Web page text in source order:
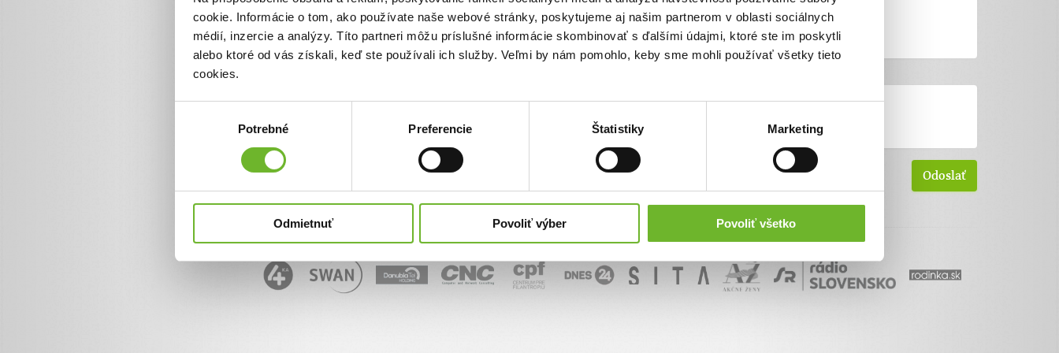
cookie. Informácie o tom, ako používate naše webové stránky, poskytujeme aj našim partnerom v oblasti sociálnych
médií, inzercie a analýzy. Títo partneri môžu príslušné informácie skombinovať s ďalšími údajmi, ktoré ste im poskytli
alebo ktoré od vás získali, keď ste používali ich služby. Veľmi by nám pomohlo, keby sme mohli používať všetky tieto
cookies.
Potrebné Preferencie Štatistiky Marketing
Odmietnuť Povoliť výber Povoliť všetko
Informácie o ĽudiaĽuďom.sk
+ 421 950 50 50 50
info@ludialudom.sk